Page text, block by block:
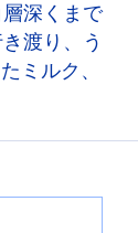
深くまで
渡り、う
ミルク、